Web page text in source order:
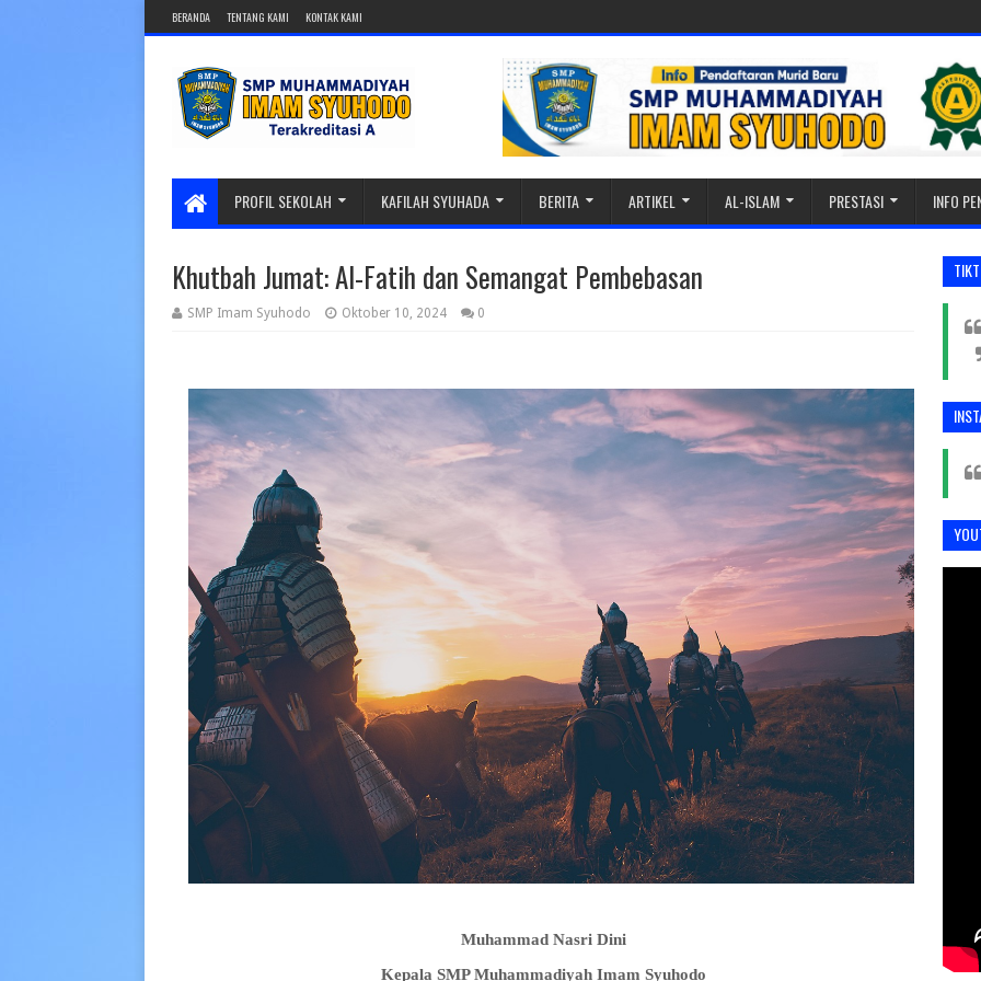
BERANDA TENTANG KAMI KONTAK KAMI
PROFIL SEKOLAH KAFILAH SYUHADA BERITA ARTIKEL AL-ISLAM PRESTASI INFO
Khutbah Jumat: Al-Fatih dan Semangat Pembebasan
SMP Imam Syuhodo Oktober 10, 2024 0
Muhammad Nasri Dini
Kepala SMP Muhammadiyah Imam Syuhodo